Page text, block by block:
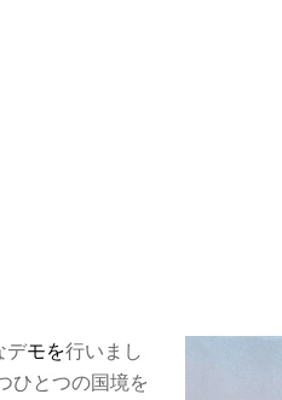
デモを行いまし
ひとつの国境を